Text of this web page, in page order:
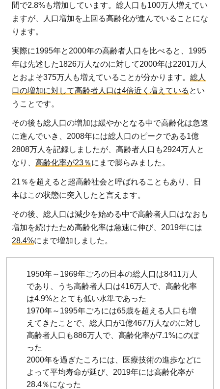
間で2.8%も増加しています。総人口も100万人増えてい
ますが、人口増加を上回る高齢化が進んでいることにな
ります。
実際に1995年と2000年の高齢者人口を比べると、1995
年は先述した1826万人なのに対して2000年は2201万人
とおよそ375万人も増えていることが分かります。 総人
口の増加に対して高齢者人口は4倍近く増えている とい
うことです。
その後も総人口の増加は緩やかとなる中で高齢化は急速
に進んでいき、2008年には総人口のピークである1億
2808万人を記録しましたが、高齢者人口も2924万人と
なり、 高齢化率が23％にまで膨らみました。
21％を超えると超高齢社会と呼ばれることもあり、日
本はこの状態に突入したと言えます。
その後、総人口は減少を始める中で高齢者人口はなおも
増加を続けたため高齢化率は急速に伸び、2019年には
28.4%にまで増加しました。
1950年～1969年ごろの日本の総人口は8411万人
であり、うち高齢者人口は416万人で、高齢化率
は4.9%ととても低い水準であった
1970年～1995年ごろには65歳を超える人口も増
えてきたことで、総人口が1億467万人なのに対し
高齢者人口も886万人で、高齢化率が7.1%にのぼ
った
2000年を過ぎたころには、医療技術の進歩などに
よって平均寿命が延び、2019年には高齢化率が
28.4％になった